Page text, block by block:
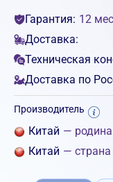
Гарантия: 12
Доставка:
Техническая
Доставка по
Производитель
Китай —
Китай — страна